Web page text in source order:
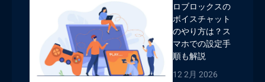
ロブロックスの
ボイスチャット
のやり方は？ス
マホでの設定手
順も解説
12 2月 2026